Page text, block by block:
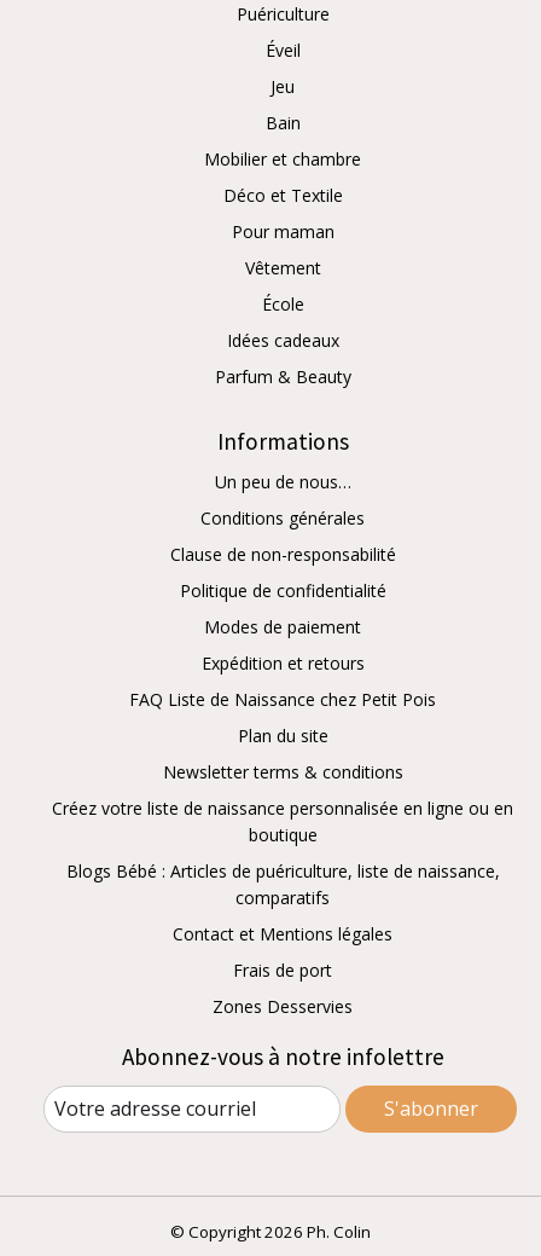
Puériculture
Éveil
Jeu
Bain
Mobilier et chambre
Déco et Textile
Pour maman
Vêtement
École
Idées cadeaux
Parfum & Beauty
Informations
Un peu de nous…
Conditions générales
Clause de non-responsabilité
Politique de confidentialité
Modes de paiement
Expédition et retours
FAQ Liste de Naissance chez Petit Pois
Plan du site
Newsletter terms & conditions
Créez votre liste de naissance personnalisée en ligne ou en
boutique
Blogs Bébé : Articles de puériculture, liste de naissance,
comparatifs
Contact et Mentions légales
Frais de port
Zones Desservies
Abonnez-vous à notre infolettre
S'abonner
© Copyright 2026 Ph. Colin